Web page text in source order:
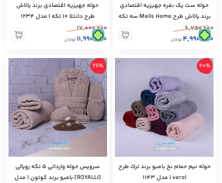
حوله ست یک نفره جهیزيه اقتصادی
برند ياتاش طرح Melis Home سه تكه
۶,۷۵۰,۰۰۰
۴,۹۹۰,۰۰۰تومان
حوله جهیزيه اقتصادی برند ياتاش
طرح دانتلا 10 تكه | مدل 1234
۱۷,۰۰۰,۰۰۰
۱۱,۹۹۰,۰۰۰ تومان
+ 20%
حوله نيم حمام نخ بامبو برند ترك طرح
varol | مدل 1143
+ 26%
سرویس حوله وارداتی ۵ تكه رويالی
[ROYALLI] بامبو برند كوتون | مدل